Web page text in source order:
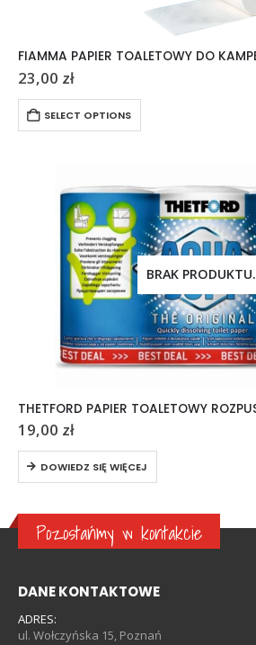
23,00 zł
SELECT OPTIONS
BRAK PRODUKTU.
19,00 zł
DOWIEDZ SIĘ WIĘCEJ
Pozostańmy w kontakcie
DANE KONTAKTOWE
ADRES:
ul. Wołczyńska 15, Poznań